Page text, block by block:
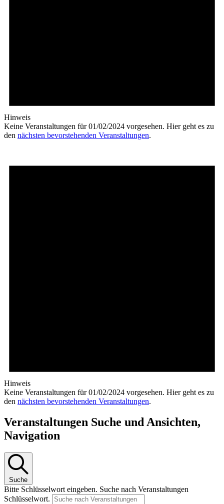
Hinweis
Keine Veranstaltungen für 01/02/2024 vorgesehen. Hier geht es zu
den nächsten bevorstehenden Veranstaltungen.
Hinweis
Keine Veranstaltungen für 01/02/2024 vorgesehen. Hier geht es zu
den nächsten bevorstehenden Veranstaltungen.
Veranstaltungen Suche und Ansichten,
Navigation
Suche
Bitte Schlüsselwort eingeben. Suche nach Veranstaltungen
Schlüsselwort.